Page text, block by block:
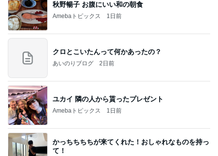
秋野暢子 お腹にいい和の朝食
Amebaトピックス 1日前
クロとこいたんって何かあったの？
あいのりブログ 2日前
ユカイ 隣の人から貰ったプレゼント
Amebaトピックス 1日前
かっちちちちが来てくれた！おしゃれなものを持っ
て！